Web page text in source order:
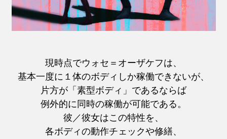
現時点でウォセ＝オーザケフは、
基本一度に１体のボディしか稼働できないが、
片方が「素型ボディ」であるならば
例外的に同時の稼働が可能である。
彼／彼女はこの特性を、
各ボディの動作チェックや修繕、